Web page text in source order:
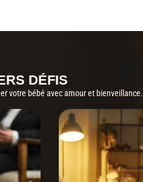
DÉFIS
votre bébé avec amour et bienveillance.